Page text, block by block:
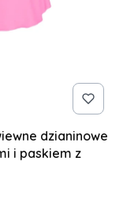
dzianinowe
i paskiem z